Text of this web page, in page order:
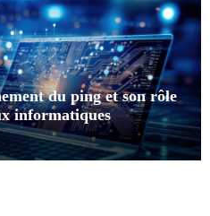
du ping et son rôle
informatiques